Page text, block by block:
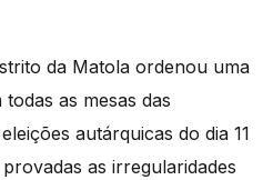
da Matola ordenou uma
as mesas das
autárquicas do dia 11
as irregularidades